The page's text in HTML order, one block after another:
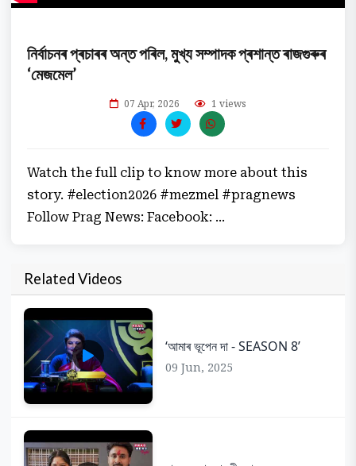
নিৰ্বাচনৰ প্ৰচাৰৰ অন্ত পৰিল, মুখ্য সম্পাদক প্ৰশান্ত ৰাজগুৰুৰ
‘মেজমেল’
07 Apr, 2026 1 views
Watch the full clip to know more about this
story. #election2026 #mezmel #pragnews
Follow Prag News: Facebook: ...
Related Videos
‘আমাৰ ভূপেন দা - SEASON 8’
09 Jun, 2025